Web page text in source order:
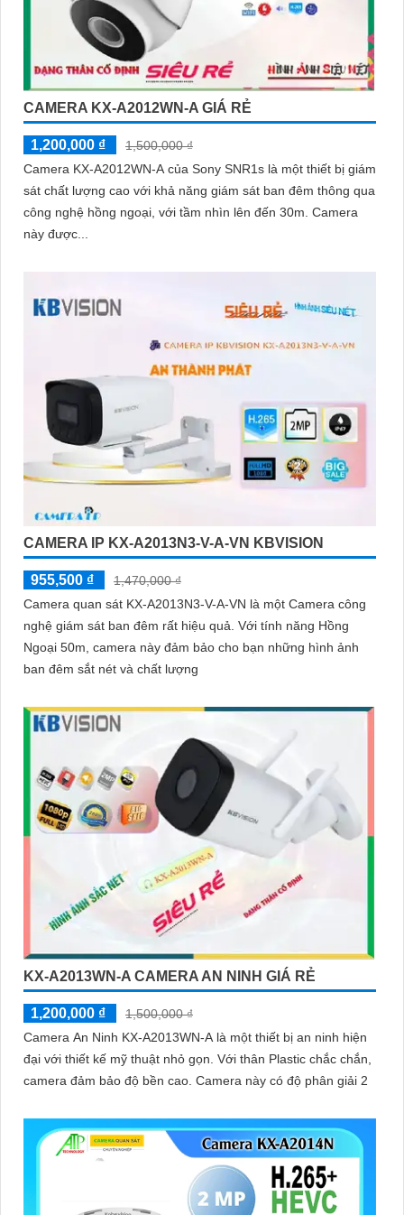
CAMERA KX-A2012WN-A GIÁ RẺ
1,200,000 ₫
1,500,000 ₫
Camera KX-A2012WN-A của Sony SNR1s là một thiết bị giám
sát chất lượng cao với khả năng giám sát ban đêm thông qua
công nghệ hồng ngoại, với tầm nhìn lên đến 30m. Camera
này được...
CAMERA IP KX-A2013N3-V-A-VN KBVISION
955,500 ₫
1,470,000 ₫
Camera quan sát KX-A2013N3-V-A-VN là một Camera công
nghệ giám sát ban đêm rất hiệu quả. Với tính năng Hồng
Ngoại 50m, camera này đảm bảo cho bạn những hình ảnh
ban đêm sắt nét và chất lượng
KX-A2013WN-A CAMERA AN NINH GIÁ RẺ
1,200,000 ₫
1,500,000 ₫
Camera An Ninh KX-A2013WN-A là một thiết bị an ninh hiện
đại với thiết kế mỹ thuật nhỏ gọn. Với thân Plastic chắc chắn,
camera đảm bảo độ bền cao. Camera này có độ phân giải 2